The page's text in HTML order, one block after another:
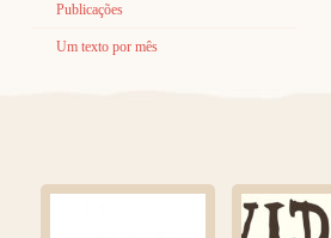
Publicações
Um texto por mês